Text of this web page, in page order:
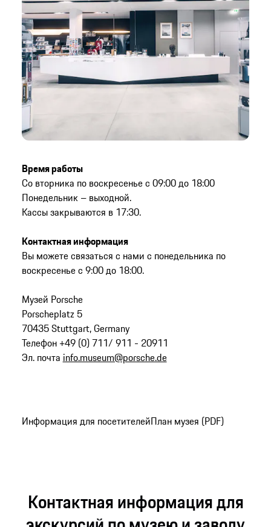
Время работы
Со вторника по воскресенье с 09:00 до 18:00
Понедельник – выходной.
Кассы закрываются в 17:30.
Контактная информация
Вы можете связаться с нами с понедельника по
воскресенье с 9:00 до 18:00.
Музей Porsche
Porscheplatz 5
70435 Stuttgart, Germany
Телефон +49 (0) 711/ 911 - 20911
Эл. почта info.museum@porsche.de
Информация для посетителейПлан музея (PDF)
Контактная информация для